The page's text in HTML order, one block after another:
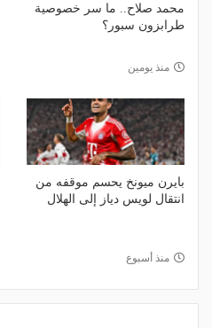
محمد صلاح.. ما سر خصوصية
طرابزون سبور؟
منذ يومين
بايرن ميونخ يحسم موقفه من
انتقال لويس دياز إلى الهلال
منذ أسبوع